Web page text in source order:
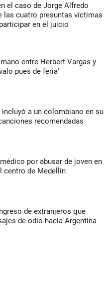
el caso de Jorge Alfredo
las cuatro presuntas víctimas
en el juicio
entre Herbert Vargas y
pues de feria’
incluyó a un colombiano en su
recomendadas
por abusar de joven en
centro de Medellín
de extranjeros que
de odio hacia Argentina